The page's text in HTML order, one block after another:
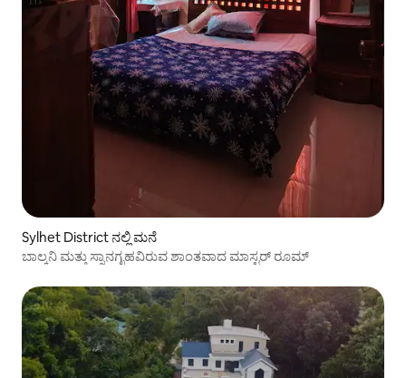
Sylhet District ನಲ್ಲಿ ಮನೆ
ಬಾಲ್ಕನಿ ಮತ್ತು ಸ್ನಾನಗೃಹವಿರುವ ಶಾಂತವಾದ ಮಾಸ್ಟರ್ ರೂಮ್